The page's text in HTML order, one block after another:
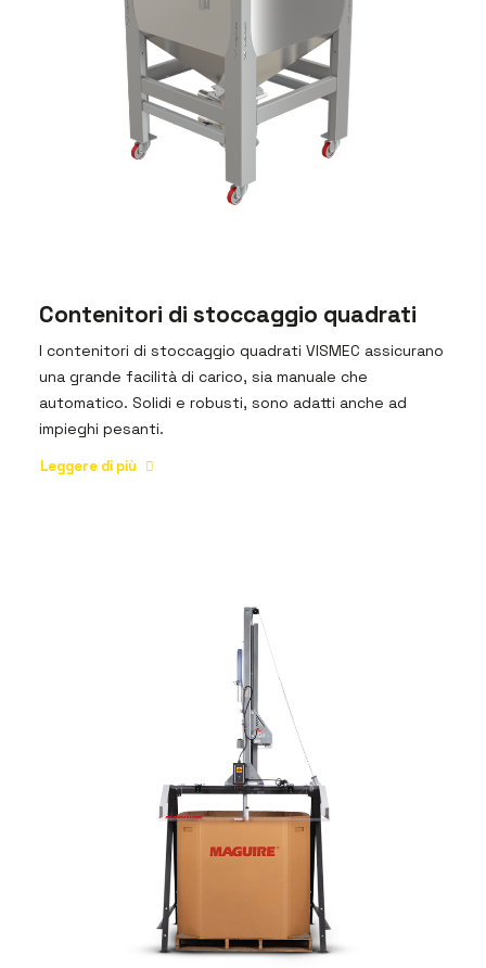
Contenitori di stoccaggio quadrati
I contenitori di stoccaggio quadrati VISMEC assicurano
una grande facilità di carico, sia manuale che
automatico. Solidi e robusti, sono adatti anche ad
impieghi pesanti.
Leggere di più